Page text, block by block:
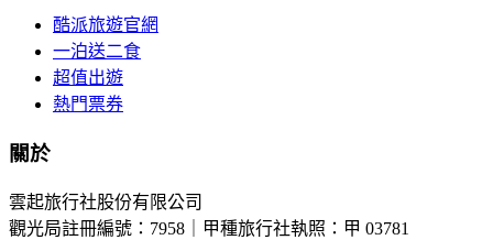
酷派旅遊官網
一泊送二食
超值出遊
熱門票券
關於
雲起旅行社股份有限公司
觀光局註冊編號：7958｜甲種旅行社執照：甲 03781